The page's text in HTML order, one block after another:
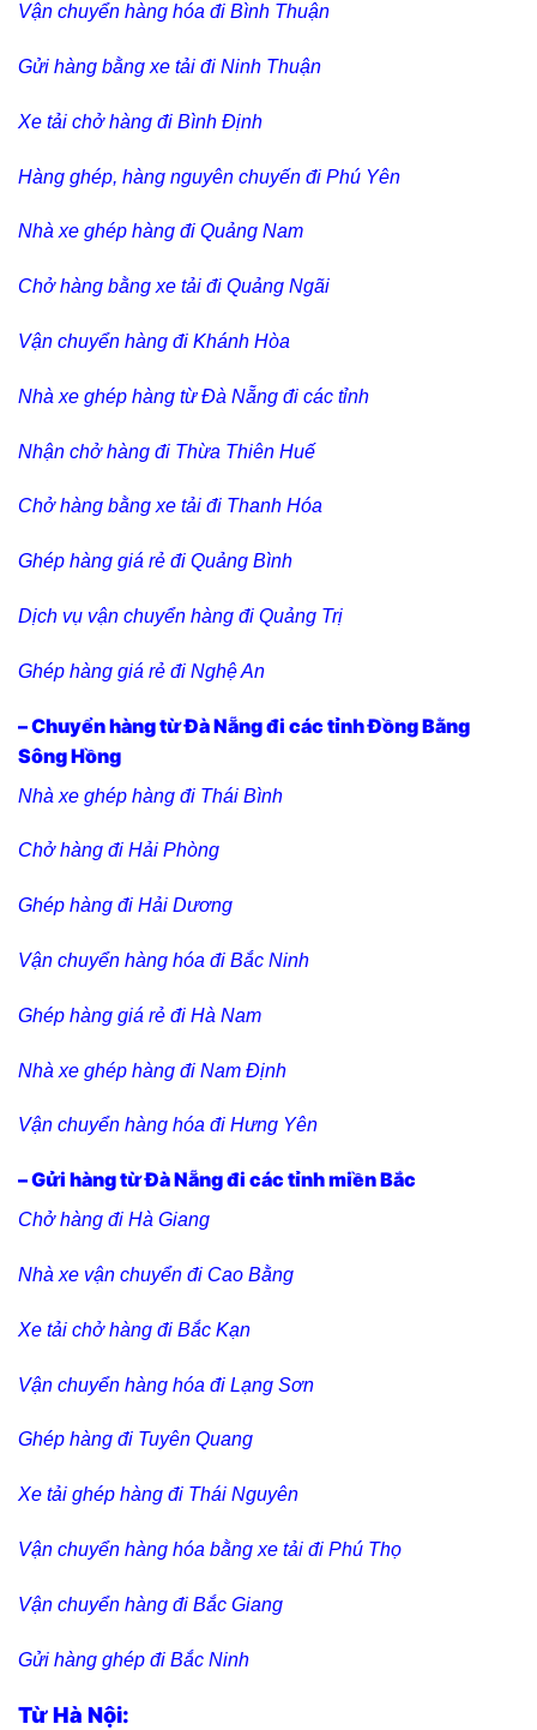
Vận chuyển hàng hóa đi Bình Thuận
Gửi hàng bằng xe tải đi Ninh Thuận
Xe tải chở hàng đi Bình Định
Hàng ghép, hàng nguyên chuyến đi Phú Yên
Nhà xe ghép hàng đi Quảng Nam
Chở hàng bằng xe tải đi Quảng Ngãi
Vận chuyển hàng đi Khánh Hòa
Nhà xe ghép hàng từ Đà Nẵng đi các tỉnh
Nhận chở hàng đi Thừa Thiên Huế
Chở hàng bằng xe tải đi Thanh Hóa
Ghép hàng giá rẻ đi Quảng Bình
Dịch vụ vận chuyển hàng đi Quảng Trị
Ghép hàng giá rẻ đi Nghệ An
– Chuyển hàng từ Đà Nẵng đi các tỉnh Đồng Bằng
Sông Hồng
Nhà xe ghép hàng đi Thái Bình
Chở hàng đi Hải Phòng
Ghép hàng đi Hải Dương
Vận chuyển hàng hóa đi Bắc Ninh
Ghép hàng giá rẻ đi Hà Nam
Nhà xe ghép hàng đi Nam Định
Vận chuyển hàng hóa đi Hưng Yên
– Gửi hàng từ Đà Nẵng đi các tỉnh miền Bắc
Chở hàng đi Hà Giang
Nhà xe vận chuyển đi Cao Bằng
Xe tải chở hàng đi Bắc Kạn
Vận chuyển hàng hóa đi Lạng Sơn
Ghép hàng đi Tuyên Quang
Xe tải ghép hàng đi Thái Nguyên
Vận chuyển hàng hóa bằng xe tải đi Phú Thọ
Vận chuyển hàng đi Bắc Giang
Gửi hàng ghép đi Bắc Ninh
Từ Hà Nội: